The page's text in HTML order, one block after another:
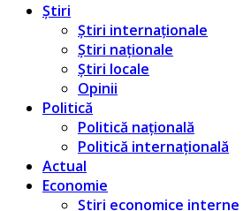
Știri
Știri internaționale
Știri naționale
Știri locale
Opinii
Politică
Politică națională
Politică internațională
Actual
Economie
Știri economice interne